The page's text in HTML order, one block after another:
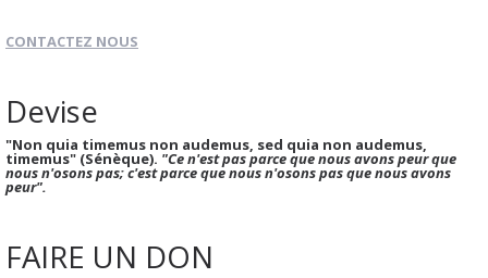
CONTACTEZ NOUS
Devise
"Non quia timemus non audemus, sed quia non audemus,
timemus" (Sénèque). "Ce n'est pas parce que nous avons peur que
nous n'osons pas; c'est parce que nous n'osons pas que nous avons
peur".
FAIRE UN DON